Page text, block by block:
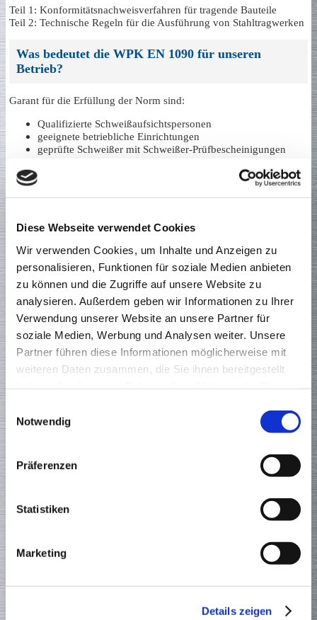
Diese Webseite verwendet Cookies
Wir verwenden Cookies, um Inhalte und Anzeigen zu
personalisieren, Funktionen für soziale Medien anbieten
zu können und die Zugriffe auf unsere Website zu
analysieren. Außerdem geben wir Informationen zu Ihrer
Verwendung unserer Website an unsere Partner für
soziale Medien, Werbung und Analysen weiter. Unsere
Partner führen diese Informationen möglicherweise mit
weiteren Daten zusammen, die Sie ihnen bereitgestellt
Notwendig
Präferenzen
Statistiken
Marketing
Details zeigen
Teil 1: Konformitätsnachweisverfahren für tragende Bauteile
Teil 2: Technische Regeln für die Ausführung von Stahltragwerken
Was bedeutet die WPK EN 1090 für unseren
Betrieb?
Garant für die Erfüllung der Norm sind:
Qualifizierte Schweißaufsichtspersonen
geeignete betriebliche Einrichtungen
geprüfte Schweißer mit Schweißer-Prüfbescheinigungen
Die vom Fachbetrieb zu erfüllenden Anforderungen richten sich
nach der jeweiligen Ausführungsklasse (EXC) der DIN EN 1090-2.
Es wird in vier Ausführungsklassen von EXC 1 bis EXC 4 unterteilt
in Abhängigkeit von:
der Beanspruchung des Tragwerkes
des Stahlwerkstoffes
des Schweißverfahrens
und anderer Kriterien